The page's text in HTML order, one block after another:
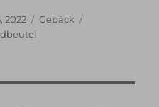
2022 Kategorien
Gebäck